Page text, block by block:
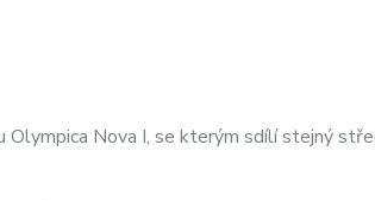
Nova I, se kterým sdílí stejný